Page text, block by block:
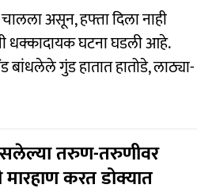
असून, हफ्ता दिला नाही
धक्कादायक घटना घडली आहे.
गुंड हातात हातोडे, लाठ्या-
तरुण-तरुणीवर
करत डोक्यात